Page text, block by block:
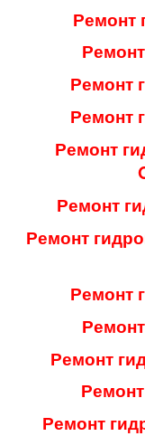
Ремонт
Ремонт
Ремонт
Ремонт
Ремонт
Ремонт
Ремонт
Ремонт
Ремонт